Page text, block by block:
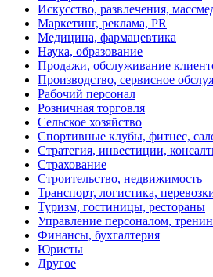
Искусство, развлечения,
Маркетинг, реклама, PR
Медицина, фармацевтика
Наука, образование
Продажи, обслуживание
Производство, сервисное
Рабочий персонал
Розничная торговля
Сельское хозяйство
Спортивные клубы, фитнес,
Стратегия, инвестиции,
Страхование
Строительство, недвижимость
Транспорт, логистика,
Туризм, гостиницы, рестораны
Управление персоналом,
Финансы, бухгалтерия
Юристы
Другое